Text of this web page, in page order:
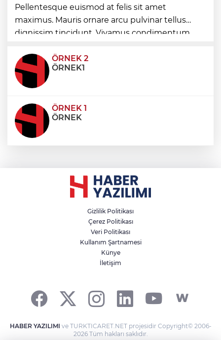
Fındık alım fiyatları açıklandı... Alımlar 24
Ağustos'ta başlıyor
Pellentesque euismod at felis sit amet
maximus. Mauris ornare arcu pulvinar tellus
dignissim tincidunt. Vivamus condimentum
condimentum eros et, faucibus sapien. Praese
ÖRNEK 2
ÖRNEK1
ÖRNEK 1
ÖRNEK
Gizlilik Politikası
Çerez Politikası
Veri Politikası
Kullanım Şartnamesi
Künye
İletişim
HABER YAZILIMI ve TURKTICARET.NET projesidir Copyright© 2006-
2026 Tüm hakları saklıdır.